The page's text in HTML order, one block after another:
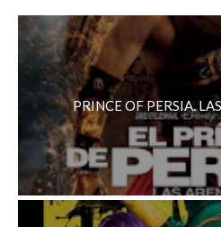
PRINCE OF PERSIA.